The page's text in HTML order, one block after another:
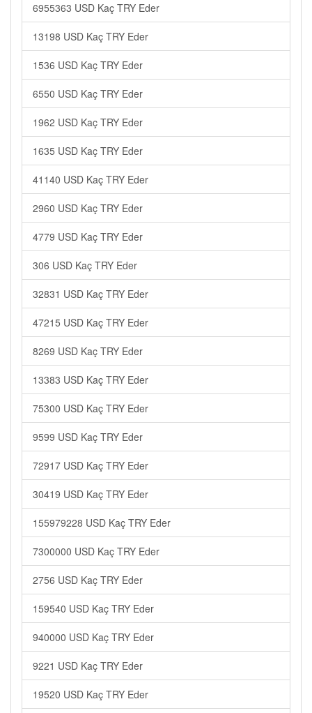
6955363 USD Kaç TRY Eder
13198 USD Kaç TRY Eder
1536 USD Kaç TRY Eder
6550 USD Kaç TRY Eder
1962 USD Kaç TRY Eder
1635 USD Kaç TRY Eder
41140 USD Kaç TRY Eder
2960 USD Kaç TRY Eder
4779 USD Kaç TRY Eder
306 USD Kaç TRY Eder
32831 USD Kaç TRY Eder
47215 USD Kaç TRY Eder
8269 USD Kaç TRY Eder
13383 USD Kaç TRY Eder
75300 USD Kaç TRY Eder
9599 USD Kaç TRY Eder
72917 USD Kaç TRY Eder
30419 USD Kaç TRY Eder
155979228 USD Kaç TRY Eder
7300000 USD Kaç TRY Eder
2756 USD Kaç TRY Eder
159540 USD Kaç TRY Eder
940000 USD Kaç TRY Eder
9221 USD Kaç TRY Eder
19520 USD Kaç TRY Eder